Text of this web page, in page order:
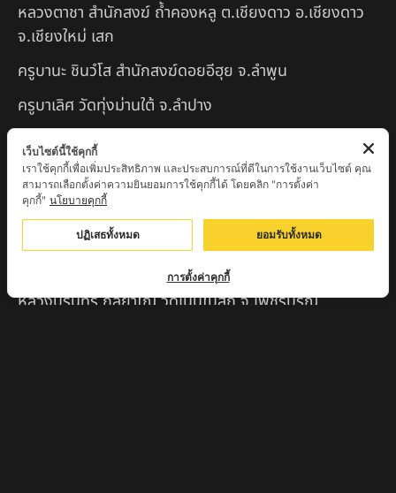
หลวงตาชา สำนักสงฆ์ ถ้ำคองหลู ต.เชียงดาว อ.เชียงดาว
จ.เชียงใหม่ เสก
ครูบานะ ชินวํโส สำนักสงฆ์ดอยอีฮุย จ.ลำพูน
ครูบาเลิศ วัดทุ่งม่านใต้ จ.ลำปาง
หลวงปู่หนู นรินโท วัดวังท่าดี จ.เพชรบูรณ์
ครูบาทอง วัดก้อท่า จ.ลำพูน
ครูบาตุ๊เจ้าปู่หว่าหลิ่ง วิระทะโย วัดเวฬุวัน อ.เชียงดาว
จ.เชียงใหม่
ครูบาศรี สุจิตโต บ้านสบก๋ง จ.ลำปาง
หลวงปู่รินทร์ กลฺยาโณ วัดเนินโบสถ์ จ.เพชรบูรณ์
เว็บไซต์นี้ใช้คุกกี้
เราใช้คุกกี้เพื่อเพิ่มประสิทธิภาพ และประสบการณ์ที่ดีในการใช้งานเว็บไซต์ คุณ
สามารถเลือกตั้งค่าความยินยอมการใช้คุกกี้ได้ โดยคลิก "การตั้งค่า
คุกกี้" นโยบายคุกกี้
ปฏิเสธทั้งหมด ยอมรับทั้งหมด
การตั้งค่าคุกกี้